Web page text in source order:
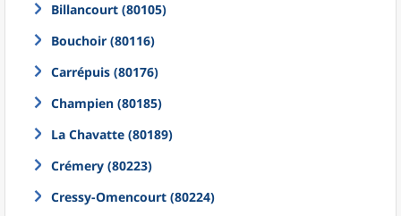
Billancourt (80105)
Bouchoir (80116)
Carrépuis (80176)
Champien (80185)
La Chavatte (80189)
Crémery (80223)
Cressy-Omencourt (80224)